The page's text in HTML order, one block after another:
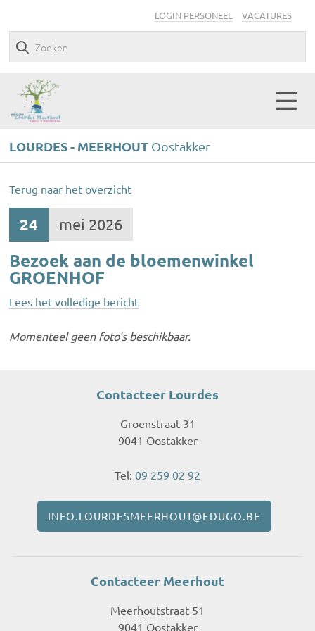
LOGIN PERSONEEL VACATURES
LOURDES - MEERHOUT Oostakker
Terug naar het overzicht
24 mei 2026
Bezoek aan de bloemenwinkel
GROENHOF
Lees het volledige bericht
Momenteel geen foto's beschikbaar.
Contacteer Lourdes
Groenstraat 31
9041 Oostakker
Tel: 09 259 02 92
INFO.LOURDESMEERHOUT@EDUGO.BE
Contacteer Meerhout
Meerhoutstraat 51
9041 Oostakker